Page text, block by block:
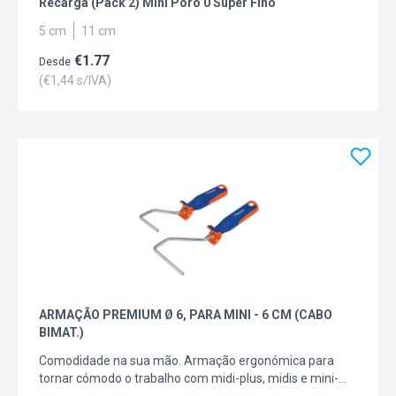
5 cm
11 cm
Desde €1.77
(€1,44s/IVA)
ARMAÇÃO PREMIUM Ø 6, PARA MINI - 6 CM (CABO
BIMAT.)
Comodidade na sua mão. Armação ergonómica para
tornar cómodo o trabalho com midi-plus, midis e mini-